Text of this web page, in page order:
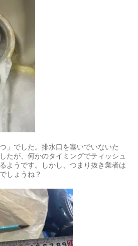
」でした。排水口を塞いでいないた
たが、何かのタイミングでティッシュ
ようです。しかし、つまり抜き業者は
しょうね？